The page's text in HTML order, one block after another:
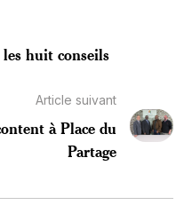
huit conseils
Article suivant
à Place du
Partage